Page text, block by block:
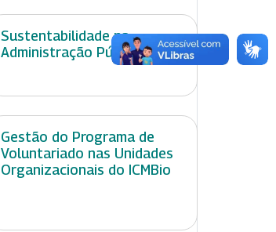
Sustentabilidade na
Administração Pública
Gestão do Programa de
Voluntariado nas Unidades
Organizacionais do ICMBio